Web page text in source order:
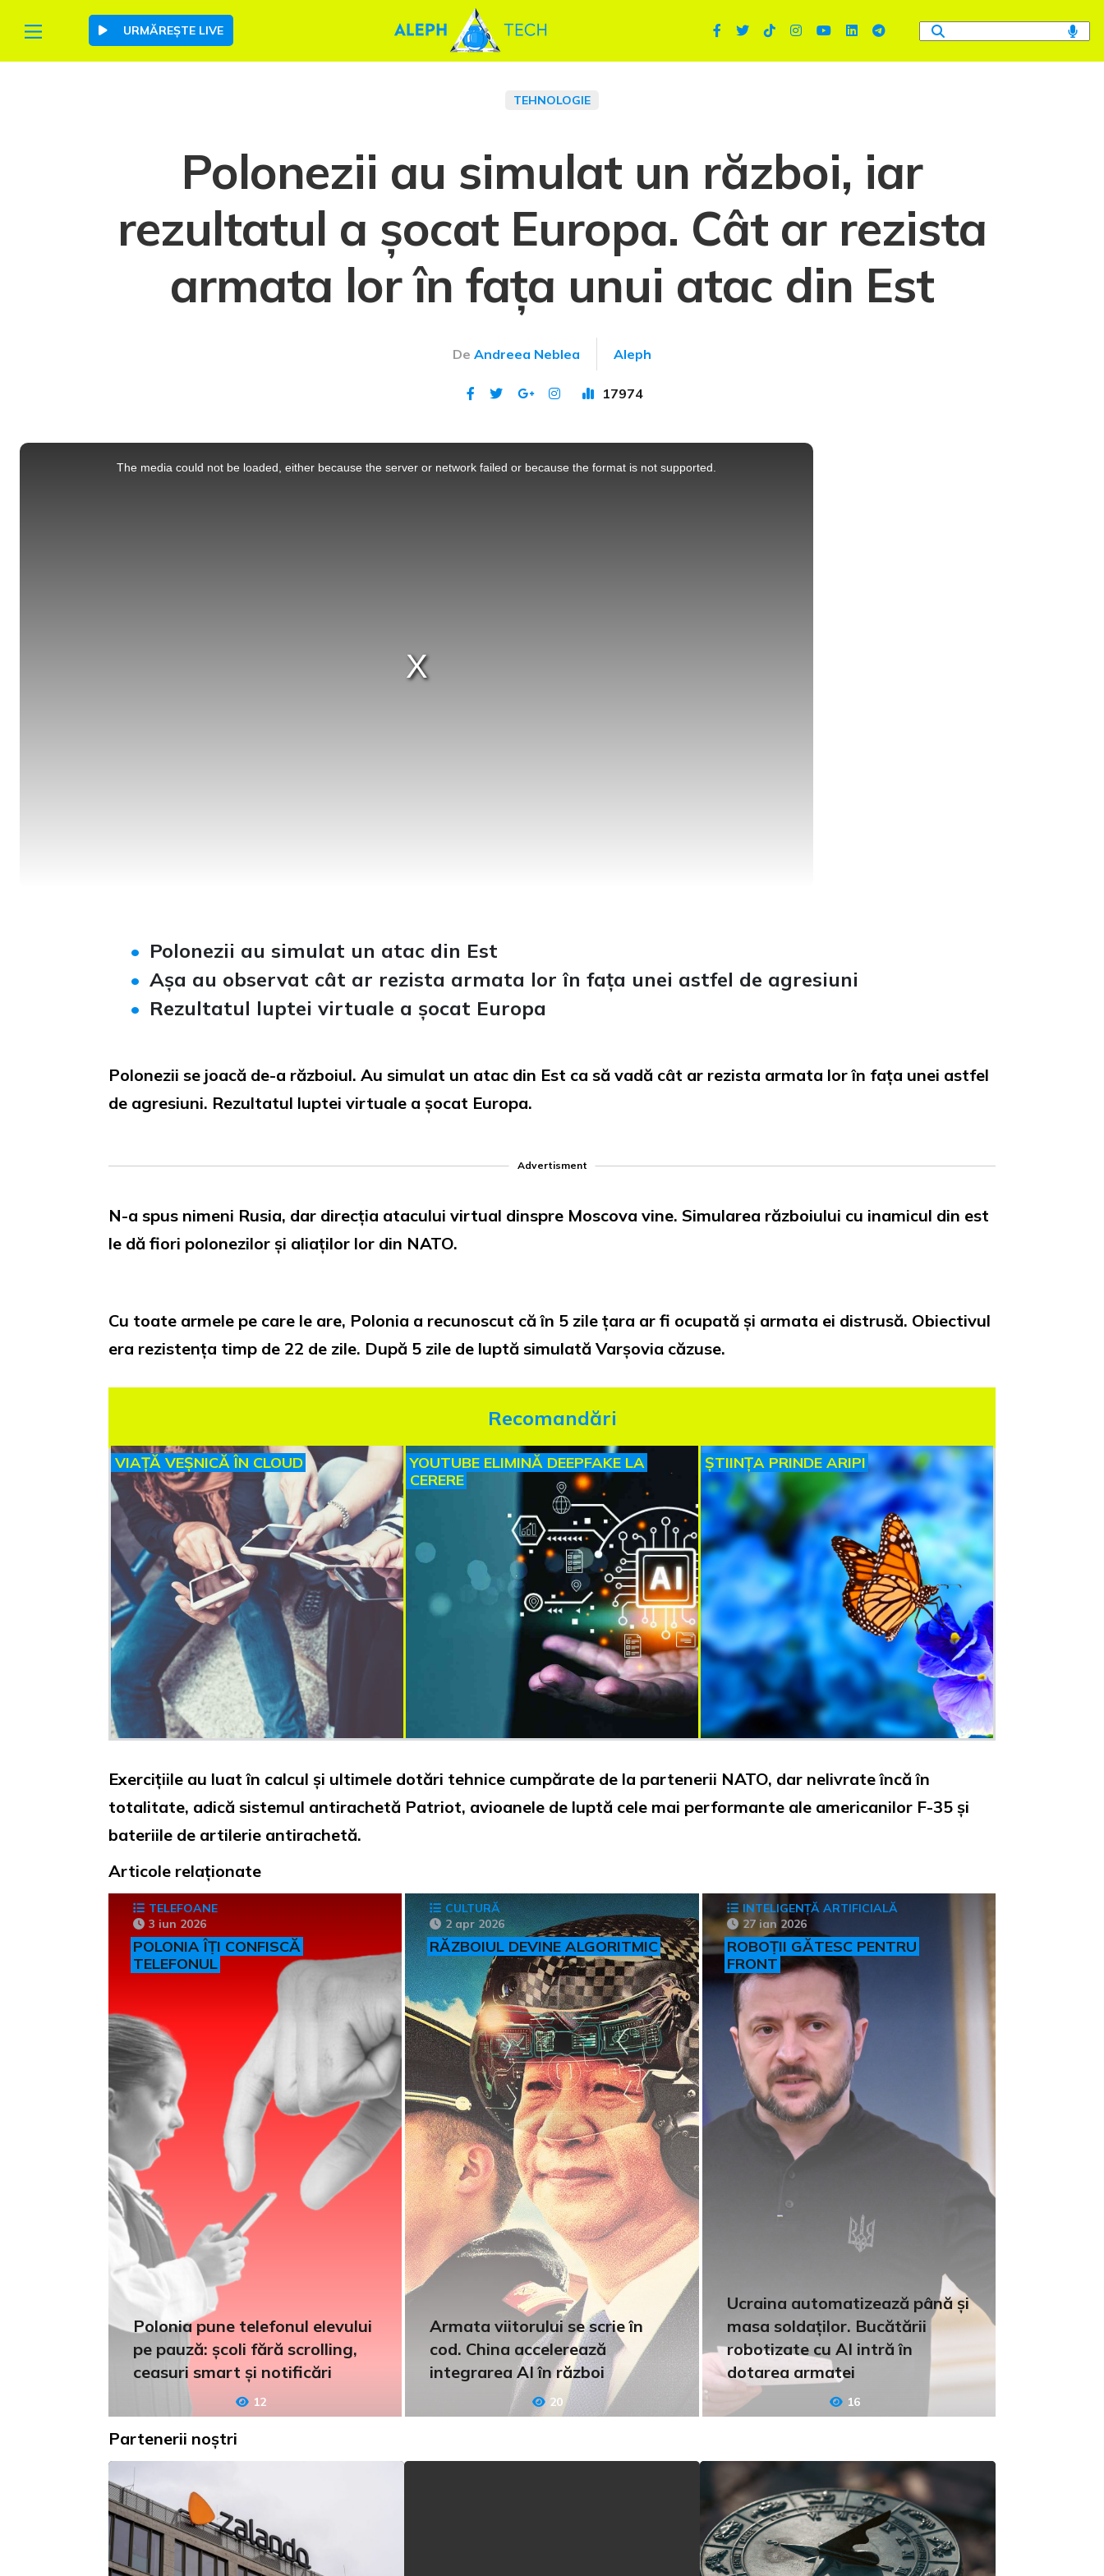
URMĂREȘTE LIVE
TEHNOLOGIE
Polonezii au simulat un război, iar
rezultatul a șocat Europa. Cât ar rezista
armata lor în fața unui atac din Est
De Andreea Neblea Aleph
17974
This
is
The media could not be loaded, either because the server or network failed or because the format is not supported.
Polonezii au simulat un atac din Est
Așa au observat cât ar rezista armata lor în fața unei astfel de agresiuni
Rezultatul luptei virtuale a șocat Europa
Polonezii se joacă de-a războiul. Au simulat un atac din Est ca să vadă cât ar rezista armata lor în fața unei astfel
de agresiuni. Rezultatul luptei virtuale a șocat Europa.
Advertisment
N-a spus nimeni Rusia, dar direcția atacului virtual dinspre Moscova vine. Simularea războiului cu inamicul din est
le dă fiori polonezilor și aliaților lor din NATO.
Cu toate armele pe care le are, Polonia a recunoscut că în 5 zile țara ar fi ocupată și armata ei distrusă. Obiectivul
era rezistența timp de 22 de zile. După 5 zile de luptă simulată Varșovia căzuse.
Recomandări
VIAȚĂ VEȘNICĂ ÎN CLOUD
YOUTUBE ELIMINĂ DEEPFAKE LA
CERERE
ȘTIINȚA PRINDE ARIPI
Exercițiile au luat în calcul și ultimele dotări tehnice cumpărate de la partenerii NATO, dar nelivrate încă în
totalitate, adică sistemul antirachetă Patriot, avioanele de luptă cele mai performante ale americanilor F-35 și
bateriile de artilerie antirachetă.
Articole relaționate
TELEFOANE
3 iun 2026
POLONIA ÎȚI CONFISCĂ
TELEFONUL
Polonia pune telefonul elevului
pe pauză: școli fără scrolling,
ceasuri smart și notificări
12
CULTURĂ
2 apr 2026
RĂZBOIUL DEVINE ALGORITMIC
Armata viitorului se scrie în
cod. China accelerează
integrarea AI în război
20
INTELIGENȚĂ ARTIFICIALĂ
27 ian 2026
ROBOȚII GĂTESC PENTRU
FRONT
Ucraina automatizează până și
masa soldaților. Bucătării
robotizate cu AI intră în
dotarea armatei
16
Partenerii noștri